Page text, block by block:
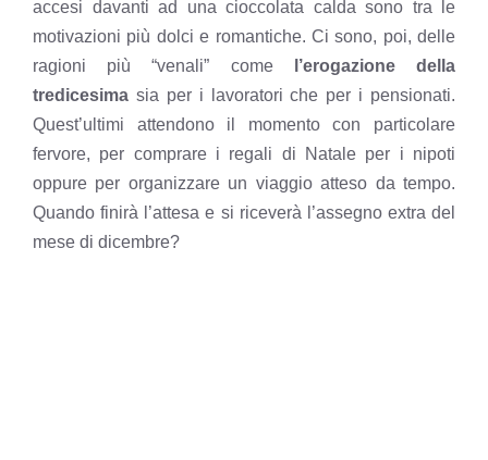
accesi davanti ad una cioccolata calda sono tra le
motivazioni più dolci e romantiche. Ci sono, poi, delle
ragioni più “venali” come
l’erogazione della
tredicesima sia per i lavoratori che per i pensionati.
Quest’ultimi attendono il momento con particolare
fervore, per comprare i regali di Natale per i nipoti
oppure per organizzare un viaggio atteso da tempo.
Quando finirà l’attesa e si riceverà l’assegno extra del
mese di dicembre?